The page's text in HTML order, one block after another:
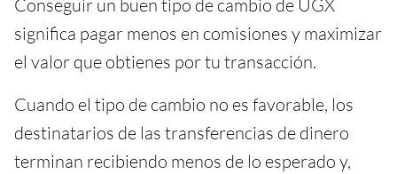
Conseguir un buen tipo de cambio de UGX
significa pagar menos en comisiones y maximizar
el valor que obtienes por tu transacción.
Cuando el tipo de cambio no es favorable, los
destinatarios de las transferencias de dinero
terminan recibiendo menos de lo esperado y,